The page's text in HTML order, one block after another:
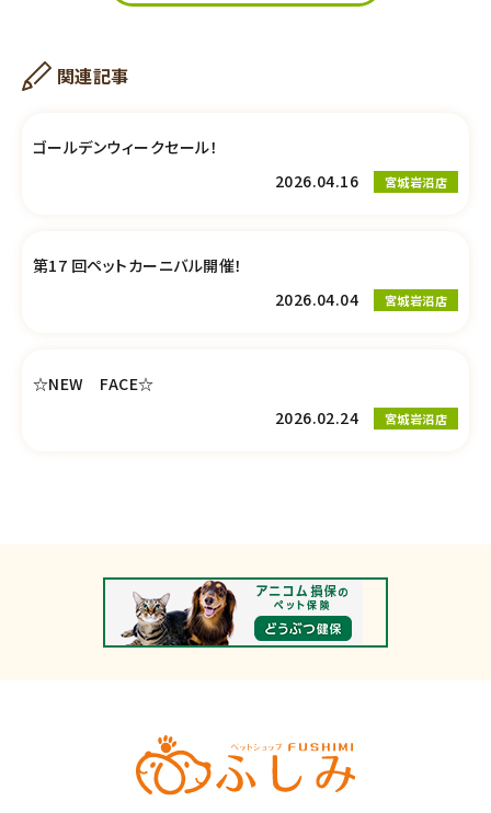
関連記事
ゴールデンウィークセール！
2026.04.16
宮城岩沼店
第17 回ペットカーニバル開催！
2026.04.04
宮城岩沼店
☆NEW FACE☆
2026.02.24
宮城岩沼店